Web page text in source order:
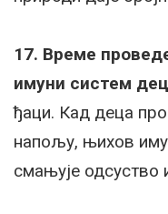
17. Време
имуни систем
ђаци. Кад деца
напољу, њихов
смањује одсуство